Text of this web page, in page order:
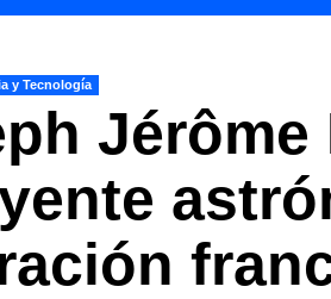
y Tecnología
Jérôme